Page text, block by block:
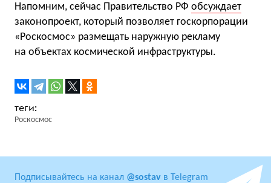
Напомним, сейчас Правительство РФ обсуждает
законопроект, который позволяет госкорпорации
«Роскосмос» размещать наружную рекламу
на объектах космической инфраструктуры.
Роскосмос
Подписывайтесь на канал @sostav в Telegram